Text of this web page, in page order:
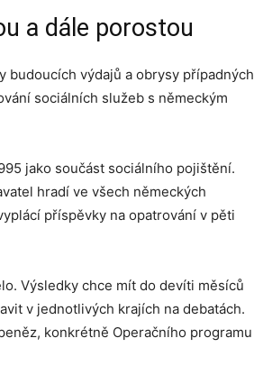
a dále porostou
budoucích výdajů a obrysy případných
sociálních služeb s německým
jako součást sociálního pojištění.
hradí ve všech německých
příspěvky na opatrování v pěti
Výsledky chce mít do devíti měsíců
v jednotlivých krajích na debatách.
konkrétně Operačního programu